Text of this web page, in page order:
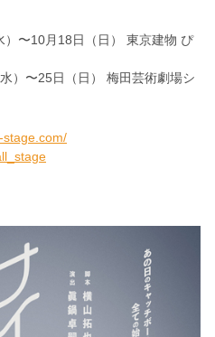
〜10月18日（日） 東京建物 ぴ
）〜25日（日） 梅田芸術劇場シ
stage.com/